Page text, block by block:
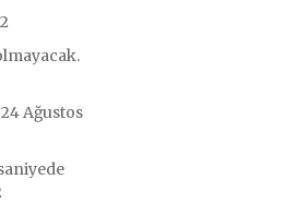
24 Ağustos